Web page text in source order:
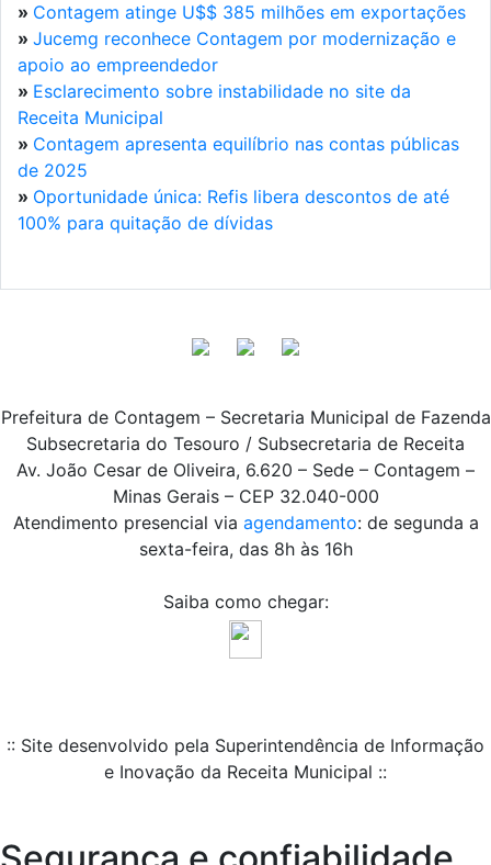
» Contagem atinge U$$ 385 milhões em exportações
» Jucemg reconhece Contagem por modernização e
apoio ao empreendedor
» Esclarecimento sobre instabilidade no site da
Receita Municipal
» Contagem apresenta equilíbrio nas contas públicas
de 2025
» Oportunidade única: Refis libera descontos de até
100% para quitação de dívidas
Prefeitura de Contagem – Secretaria Municipal de Fazenda
Subsecretaria do Tesouro / Subsecretaria de Receita
Av. João Cesar de Oliveira, 6.620 – Sede – Contagem –
Minas Gerais – CEP 32.040-000
Atendimento presencial via agendamento: de segunda a
sexta-feira, das 8h às 16h
Saiba como chegar:
:: Site desenvolvido pela Superintendência de Informação
e Inovação da Receita Municipal ::